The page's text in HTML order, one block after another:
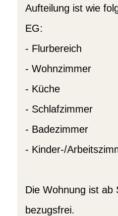
Aufteilung ist wie
EG:
- Flurbereich
- Wohnzimmer
- Küche
- Schlafzimmer
- Badezimmer
- Kinder-/
Die Wohnung ist ab
bezugsfrei.